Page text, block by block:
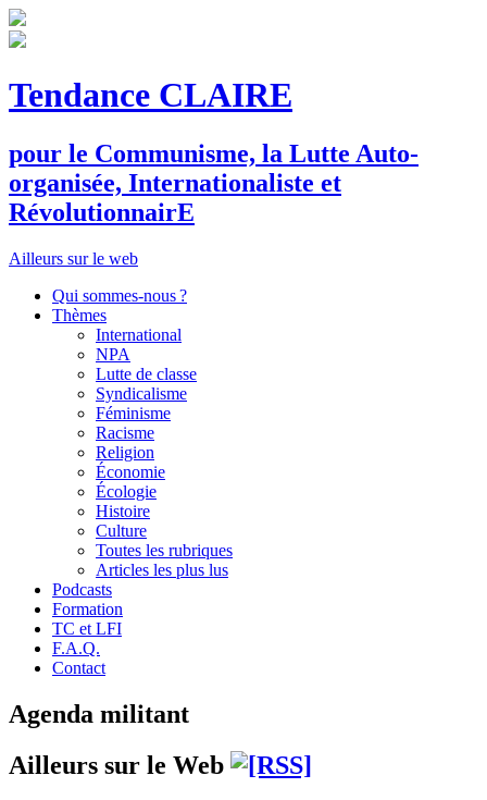
Tendance CLAIRE
pour le Communisme, la Lutte Auto-
organisée, Internationaliste et
RévolutionnairE
Ailleurs sur le web
Qui sommes-nous ?
Thèmes
International
NPA
Lutte de classe
Syndicalisme
Féminisme
Racisme
Religion
Économie
Écologie
Histoire
Culture
Toutes les rubriques
Articles les plus lus
Podcasts
Formation
TC et LFI
F.A.Q.
Contact
Agenda militant
Ailleurs sur le Web